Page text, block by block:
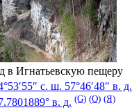
в Игнатьевскую пещеру
с. ш. 57°46′48″ в. д.
в. д. (G) (O) (Я)